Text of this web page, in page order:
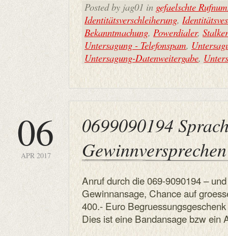
Posted by jag01 in gefaelschte
Identitätsverschleiherung,
Bekanntmachung, Powerdialer, Stalker
Untersagung - Telefonspam,
Untersagung-Datenweitergabe,
06
APR 2017
0699090194
Gewinnversprechen
Anruf durch die 069-9090194 –
Gewinnansage, Chance auf
400.- Euro
Dies ist eine Bandansage bzw ein